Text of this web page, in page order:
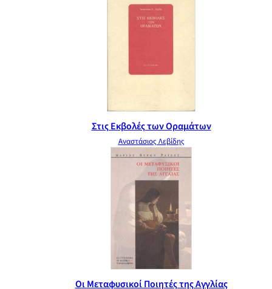
Στις Εκβολές των Οραμάτων
Αναστάσιος Λεβίδης
Οι Μεταφυσικοί Ποιητές της Αγγλίας